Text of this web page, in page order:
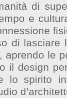
di
e
di lasciare
aprendo le
il design
lo spirito